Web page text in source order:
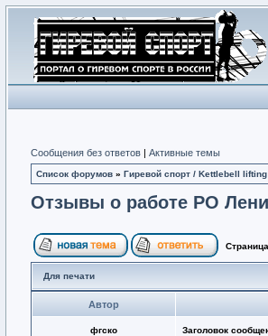
Сообщения без ответов | Активные темы
Список форумов » Гиревой спорт / Kettlebell lifting
Отзывы о работе РО
Страница
Для печати
Автор
фгско Заголовок